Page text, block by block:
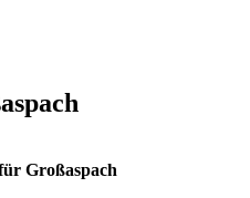
Großaspach